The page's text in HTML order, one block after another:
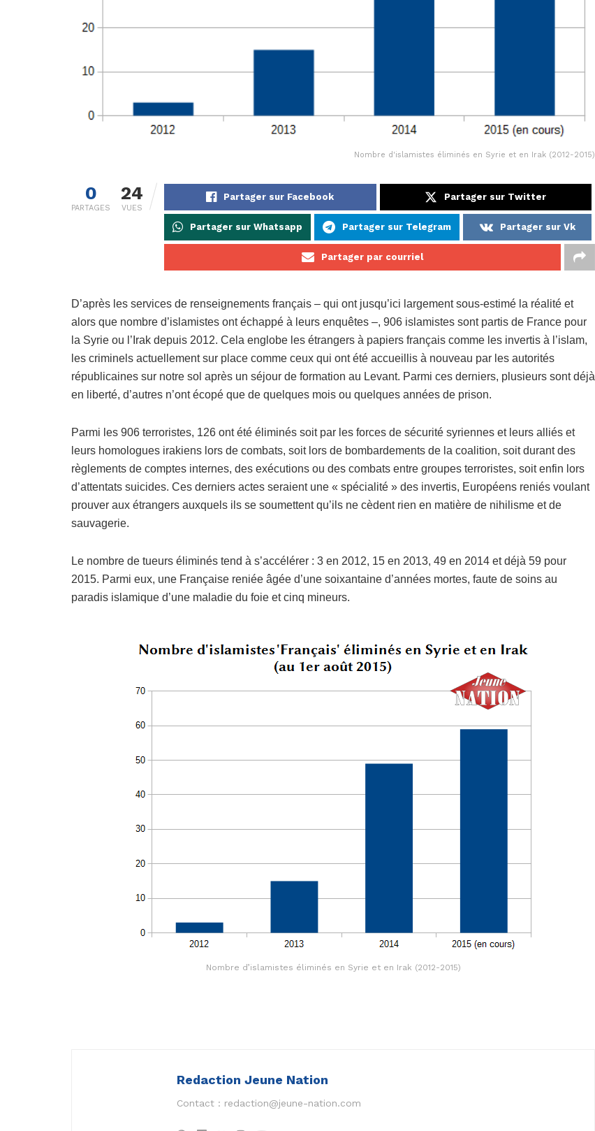
Nombre d'islamistes éliminés en Syrie et en Irak (2012-2015)
0
PARTAGES
24
VUES
Partager sur Facebook Partager sur Twitter
Partager sur Whatsapp Partager sur Telegram Partager sur Vk
Partager par courriel
D’après les services de renseignements français – qui ont jusqu’ici largement sous-estimé la réalité et
alors que nombre d’islamistes ont échappé à leurs enquêtes –, 906 islamistes sont partis de France pour
la Syrie ou l’Irak depuis 2012. Cela englobe les étrangers à papiers français comme les invertis à l’islam,
les criminels actuellement sur place comme ceux qui ont été accueillis à nouveau par les autorités
républicaines sur notre sol après un séjour de formation au Levant. Parmi ces derniers, plusieurs sont déjà
en liberté, d’autres n’ont écopé que de quelques mois ou quelques années de prison.
Parmi les 906 terroristes, 126 ont été éliminés soit par les forces de sécurité syriennes et leurs alliés et
leurs homologues irakiens lors de combats, soit lors de bombardements de la coalition, soit durant des
règlements de comptes internes, des exécutions ou des combats entre groupes terroristes, soit enfin lors
d’attentats suicides. Ces derniers actes seraient une « spécialité » des invertis, Européens reniés voulant
prouver aux étrangers auxquels ils se soumettent qu’ils ne cèdent rien en matière de nihilisme et de
sauvagerie.
Le nombre de tueurs éliminés tend à s’accélérer : 3 en 2012, 15 en 2013, 49 en 2014 et déjà 59 pour
2015. Parmi eux, une Française reniée âgée d’une soixantaine d’années mortes, faute de soins au
paradis islamique d’une maladie du foie et cinq mineurs.
Nombre d’islamistes éliminés en Syrie et en Irak (2012-2015)
Redaction Jeune Nation
Contact : redaction@jeune-nation.com